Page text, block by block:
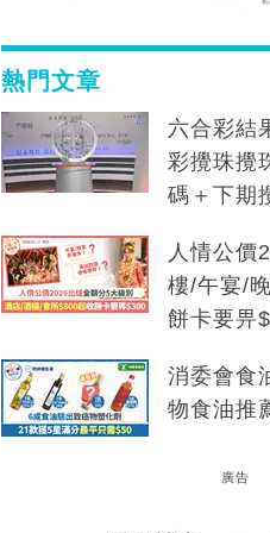
熱門文章
六合彩結
彩攪珠攪
碼＋下期
人情公價
樓/午宴/
餅卡要畀
消委會食
物食油推
廣告